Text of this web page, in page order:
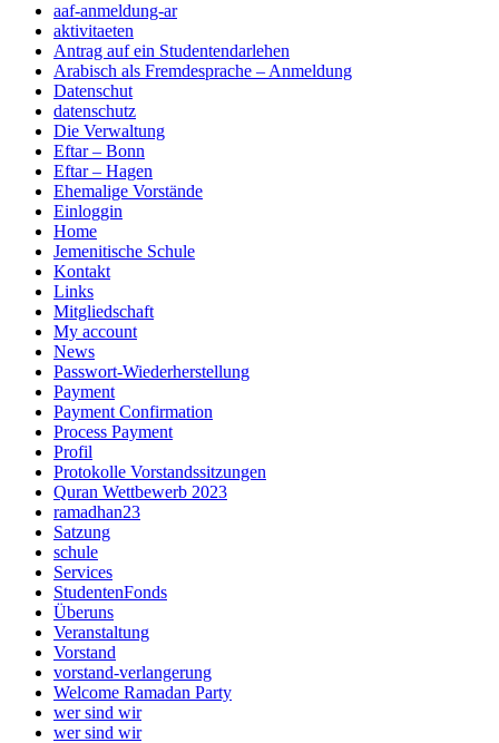
aaf-anmeldung-ar
aktivitaeten
Antrag auf ein Studentendarlehen
Arabisch als Fremdesprache – Anmeldung
Datenschut
datenschutz
Die Verwaltung
Eftar – Bonn
Eftar – Hagen
Ehemalige Vorstände
Einloggin
Home
Jemenitische Schule
Kontakt
Links
Mitgliedschaft
My account
News
Passwort-Wiederherstellung
Payment
Payment Confirmation
Process Payment
Profil
Protokolle Vorstandssitzungen
Quran Wettbewerb 2023
ramadhan23
Satzung
schule
Services
StudentenFonds
Überuns
Veranstaltung
Vorstand
vorstand-verlangerung
Welcome Ramadan Party
wer sind wir
wer sind wir